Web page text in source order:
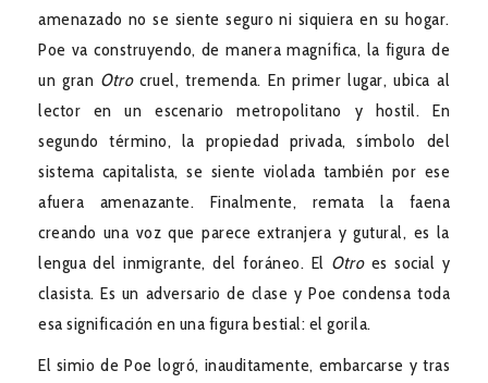
amenazado no se siente seguro ni siquiera en su hogar.
Poe va construyendo, de manera magnífica, la figura de
un gran Otrocruel, tremenda. En primer lugar, ubica al
lector en un escenario metropolitano y hostil. En
segundo término, la propiedad privada, símbolo del
sistema capitalista, se siente violada también por ese
afuera amenazante. Finalmente, remata la faena
creando una voz que parece extranjera y gutural, es la
lengua del inmigrante, del foráneo. El Otroes social y
clasista. Es un adversario de clase y Poe condensa toda
esa significación en una figura bestial: el gorila.
El simio de Poe logró, inauditamente, embarcarse y tras